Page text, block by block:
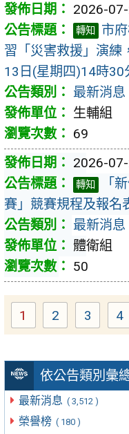
依公告類別彙
最新消息 ( 3,512 )
榮譽榜 ( 180 )
2026-
轉知
市
習「災害救援」演練
13日(星期四)14時30
最新消息
生輔組
69
2026-
轉知
「
賽」競賽規程及報名
最新消息
體衛組
50
Page
1 Page
2 Page
3 4